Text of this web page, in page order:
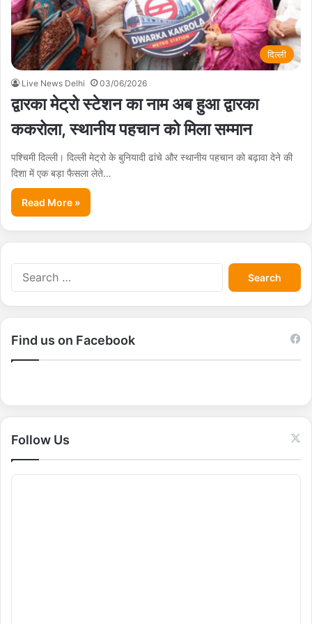
दिल्ली
Live News Delhi 03/06/2026
द्वारका मेट्रो स्टेशन का नाम अब हुआ द्वारका
ककरोला, स्थानीय पहचान को मिला सम्मान
पश्चिमी दिल्ली। दिल्ली मेट्रो के बुनियादी ढांचे और स्थानीय पहचान को बढ़ावा देने की
दिशा में एक बड़ा फैसला लेते…
Read More »
S
e
a
r
r
:
Find us on Facebook
Follow Us